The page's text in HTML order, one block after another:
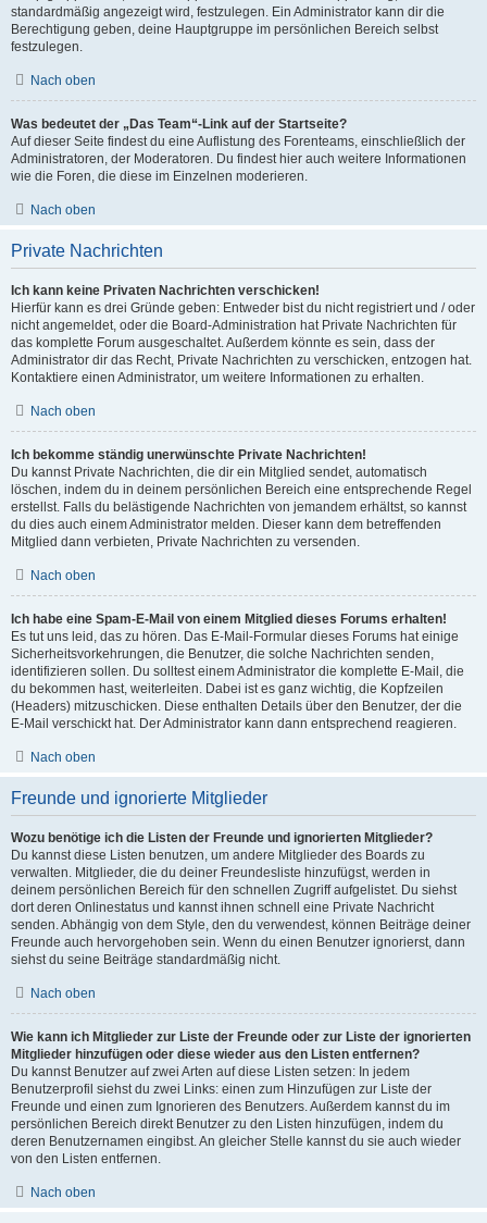
standardmäßig angezeigt wird, festzulegen. Ein Administrator kann dir die
Berechtigung geben, deine Hauptgruppe im persönlichen Bereich selbst
festzulegen.
Nach oben
Was bedeutet der „Das Team“-Link auf der Startseite?
Auf dieser Seite findest du eine Auflistung des Forenteams, einschließlich der
Administratoren, der Moderatoren. Du findest hier auch weitere Informationen
wie die Foren, die diese im Einzelnen moderieren.
Nach oben
Private Nachrichten
Ich kann keine Privaten Nachrichten verschicken!
Hierfür kann es drei Gründe geben: Entweder bist du nicht registriert und / oder
nicht angemeldet, oder die Board-Administration hat Private Nachrichten für
das komplette Forum ausgeschaltet. Außerdem könnte es sein, dass der
Administrator dir das Recht, Private Nachrichten zu verschicken, entzogen hat.
Kontaktiere einen Administrator, um weitere Informationen zu erhalten.
Nach oben
Ich bekomme ständig unerwünschte Private Nachrichten!
Du kannst Private Nachrichten, die dir ein Mitglied sendet, automatisch
löschen, indem du in deinem persönlichen Bereich eine entsprechende Regel
erstellst. Falls du belästigende Nachrichten von jemandem erhältst, so kannst
du dies auch einem Administrator melden. Dieser kann dem betreffenden
Mitglied dann verbieten, Private Nachrichten zu versenden.
Nach oben
Ich habe eine Spam-E-Mail von einem Mitglied dieses Forums erhalten!
Es tut uns leid, das zu hören. Das E-Mail-Formular dieses Forums hat einige
Sicherheitsvorkehrungen, die Benutzer, die solche Nachrichten senden,
identifizieren sollen. Du solltest einem Administrator die komplette E-Mail, die
du bekommen hast, weiterleiten. Dabei ist es ganz wichtig, die Kopfzeilen
(Headers) mitzuschicken. Diese enthalten Details über den Benutzer, der die
E-Mail verschickt hat. Der Administrator kann dann entsprechend reagieren.
Nach oben
Freunde und ignorierte Mitglieder
Wozu benötige ich die Listen der Freunde und ignorierten Mitglieder?
Du kannst diese Listen benutzen, um andere Mitglieder des Boards zu
verwalten. Mitglieder, die du deiner Freundesliste hinzufügst, werden in
deinem persönlichen Bereich für den schnellen Zugriff aufgelistet. Du siehst
dort deren Onlinestatus und kannst ihnen schnell eine Private Nachricht
senden. Abhängig von dem Style, den du verwendest, können Beiträge deiner
Freunde auch hervorgehoben sein. Wenn du einen Benutzer ignorierst, dann
siehst du seine Beiträge standardmäßig nicht.
Nach oben
Wie kann ich Mitglieder zur Liste der Freunde oder zur Liste der ignorierten
Mitglieder hinzufügen oder diese wieder aus den Listen entfernen?
Du kannst Benutzer auf zwei Arten auf diese Listen setzen: In jedem
Benutzerprofil siehst du zwei Links: einen zum Hinzufügen zur Liste der
Freunde und einen zum Ignorieren des Benutzers. Außerdem kannst du im
persönlichen Bereich direkt Benutzer zu den Listen hinzufügen, indem du
deren Benutzernamen eingibst. An gleicher Stelle kannst du sie auch wieder
von den Listen entfernen.
Nach oben